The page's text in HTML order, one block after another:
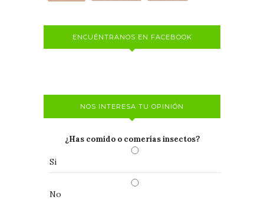
ENCUÉNTRANOS EN FACEBOOK
NOS INTERESA TU OPINIÓN
¿Has comido o comerías insectos?
Si
No